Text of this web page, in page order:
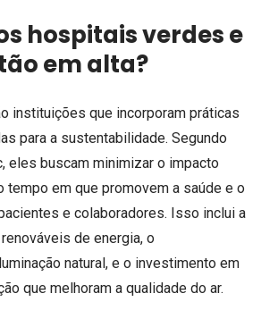
hospitais verdes e
em alta?
instituições que incorporam práticas
para a sustentabilidade. Segundo
eles buscam minimizar o impacto
tempo em que promovem a saúde e o
e colaboradores. Isso inclui a
de energia, o
natural, e o investimento em
que melhoram a qualidade do ar.